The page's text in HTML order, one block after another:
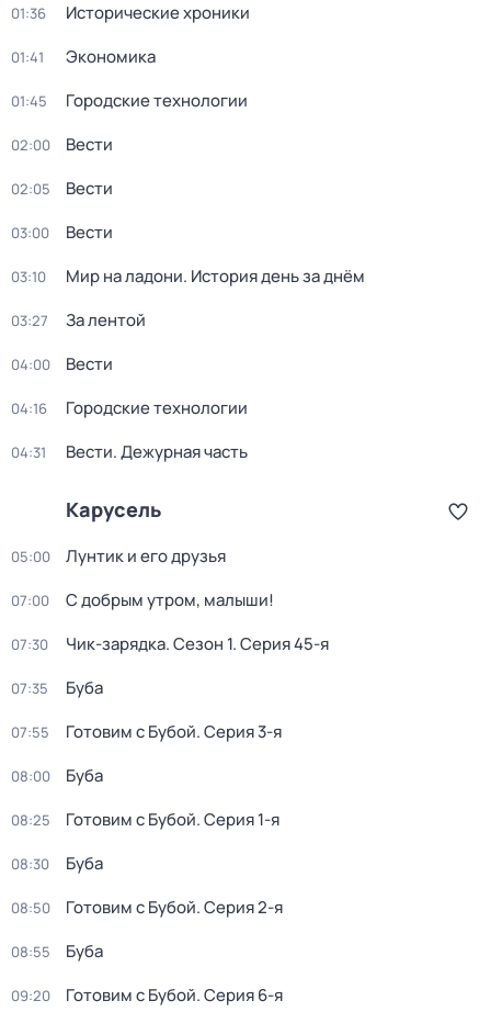
01:36 Исторические хроники
01:41 Экономика
01:45 Городские технологии
02:00 Вести
02:05 Вести
03:00 Вести
03:10 Мир на ладони. История день за днём
03:27 За лентой
04:00 Вести
04:16 Городские технологии
04:31 Вести. Дежурная часть
Карусель
05:00 Лунтик и его друзья
07:00 С добрым утром, малыши!
07:30 Чик-зарядка. Сезон 1. Серия 45-я
07:35 Буба
07:55 Готовим с Бубой. Серия 3-я
08:00 Буба
08:25 Готовим с Бубой. Серия 1-я
08:30 Буба
08:50 Готовим с Бубой. Серия 2-я
08:55 Буба
09:20 Готовим с Бубой. Серия 6-я